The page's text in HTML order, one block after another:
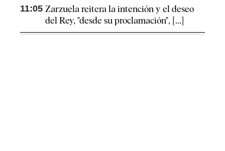
11:05 Zarzuela reitera la intención y el deseo
del Rey, "desde su proclamación", [...]